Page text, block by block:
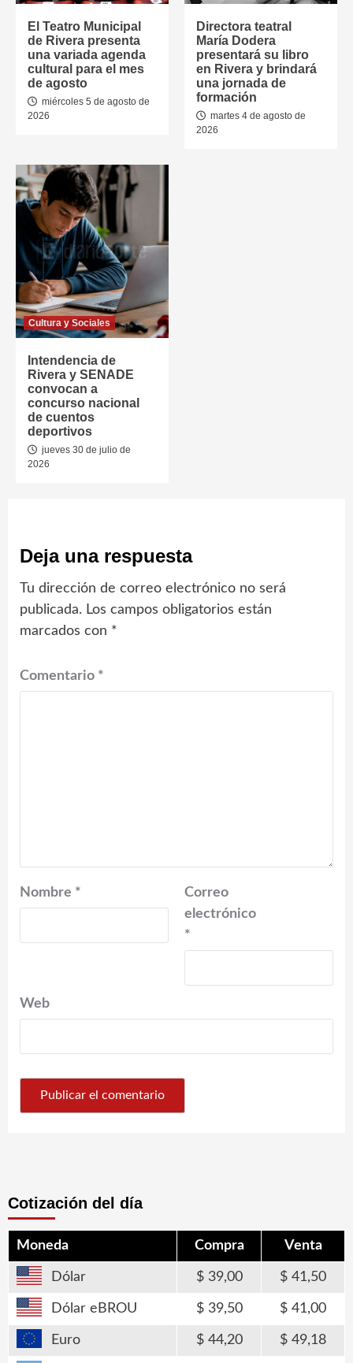
El Teatro Municipal
de Rivera presenta
una variada agenda
cultural para el mes
de agosto
miércoles 5 de agosto de
2026
Directora teatral
María Dodera
presentará su libro
en Rivera y brindará
una jornada de
formación
martes 4 de agosto de
2026
Cultura y Sociales
Intendencia de
Rivera y SENADE
convocan a
concurso nacional
de cuentos
deportivos
jueves 30 de julio de
2026
Deja una respuesta
Tu dirección de correo electrónico no será
publicada. Los campos obligatorios están
marcados con *
Comentario *
Nombre *
Correo
electrónico
*
Web
Cotización del día
Moneda Compra Venta
Dólar 39,00 41,50
Dólar eBROU 39,50 41,00
Euro 44,20 49,18